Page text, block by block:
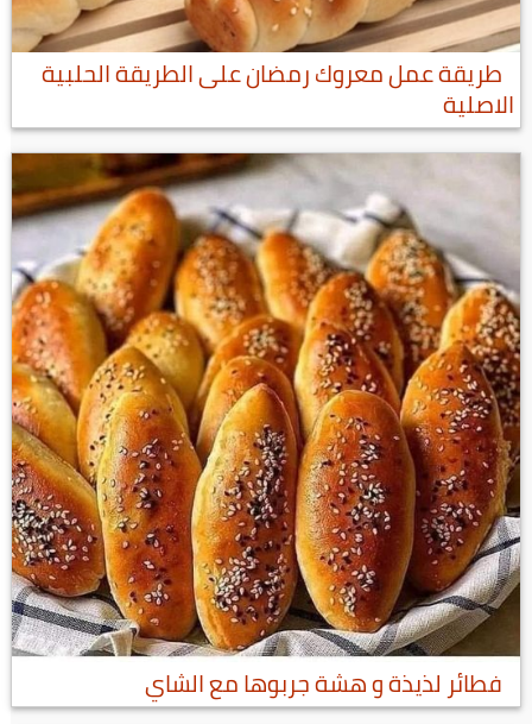
طريقة عمل معروك رمضان على الطريقة الحلبية
الاصلية
فطائر لذيذة و هشة جربوها مع الشاي